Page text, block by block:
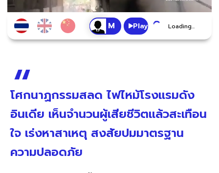
Play Loading...
โศกนาฏกรรมสลด ไฟไหม้โรงแรมดัง
อินเดีย เห็นจำนวนผู้เสียชีวิตแล้วสะเทือน
ใจ เร่งหาสาเหตุ สงสัยปมมาตรฐาน
ความปลอดภัย